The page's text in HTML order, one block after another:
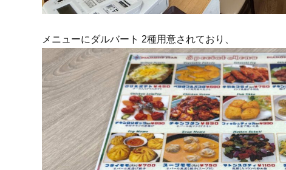
メニューにダルバート 2種用意されており、